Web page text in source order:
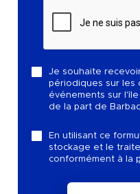
Je souhaite
périodiques sur les
événements sur
de la part de
En utilisant ce
stockage et le
conformément à la